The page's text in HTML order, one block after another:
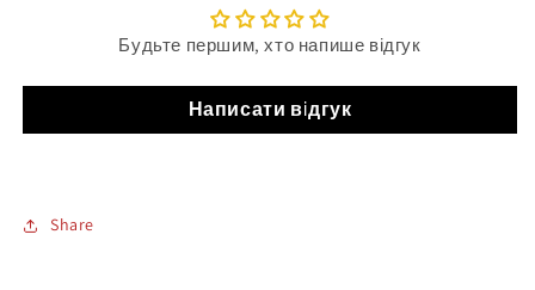
Будьте першим, хто напише відгук
Написати відгук
Share